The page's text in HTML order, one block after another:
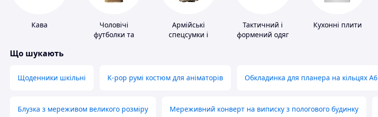
Кава
Чоловічі
футболки та
Армійські
спецсумки і
Тактичний і
формений одяг
Кухонні плити
Що шукають
Щоденники шкільні K-pop румі костюм для аніматорів Обкладинка для планера на кільцях А6
Блузка з мереживом великого розміру Мереживний конверт на виписку з пологового будинку